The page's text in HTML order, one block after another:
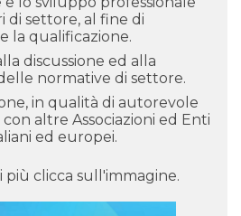
di settore, al fine di
la qualificazione.
discussione ed alla
normative di settore.
in qualità di autorevole
altre Associazioni ed Enti
ed europei.
più clicca sull'immagine.